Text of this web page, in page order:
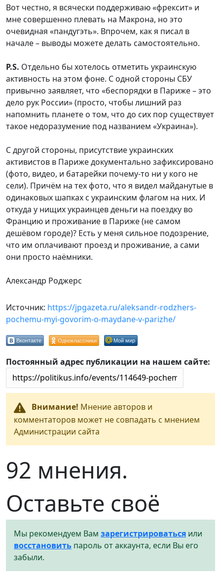
Вот честно, я всячески поддерживаю «фрексит» и
мне совершенно плевать на Макрона, но это
очевидная «пандугэть». Впрочем, как я писал в
начале – выводы можете делать самостоятельно.
P.S. Отдельно бы хотелось отметить украинскую
активность на этом фоне. С одной стороны СБУ
привычно заявляет, что «беспорядки в Париже – это
дело рук России» (просто, чтобы лишний раз
напомнить планете о том, что до сих пор существует
такое недоразумение под названием «Украина»).
С другой стороны, присутствие украинских
активистов в Париже документально зафиксировано
(фото, видео, и батарейки почему-то ни у кого не
сели). Причём на тех фото, что я видел майданутые в
одинаковых шапках с украинским флагом на них. И
откуда у нищих украинцев деньги на поездку во
Францию и проживание в Париже (не самом
дешёвом городе)? Есть у меня сильное подозрение,
что им оплачивают проезд и проживание, а сами
они просто наёмники.
Александр Роджерс
Источник: https://jpgazeta.ru/aleksandr-rodzhers-
pochemu-myi-govorim-o-maydane-v-parizhe/
Вконтакте Одноклассники Мой мир
Постоянный адрес публикации на нашем сайте:
Внимание! Мнение авторов и
комментаторов может не совпадать с мнением
Администрации сайта
92 мнения.
Оставьте своё
Мы рекомендуем Вам зарегистрироваться или
восстановить пароль от аккаунта, если Вы его
забыли.